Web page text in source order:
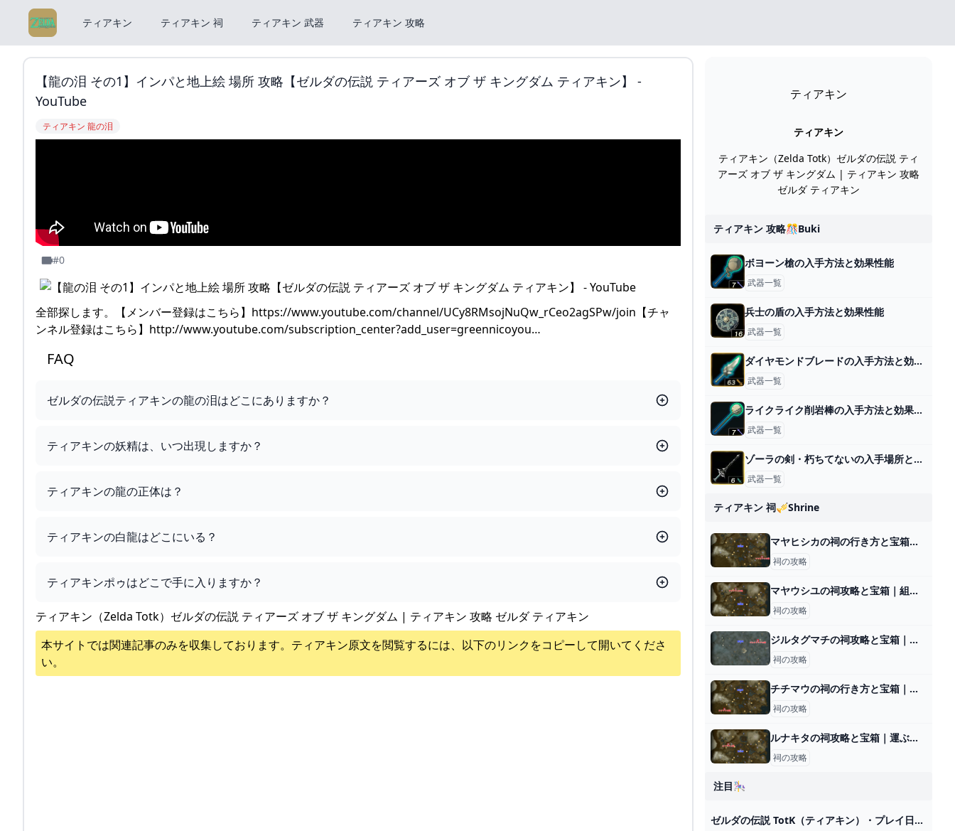
ティアキン ティアキン 祠 ティアキン 武器 ティアキン 攻略
【龍の泪 その1】インパと地上絵 場所 攻略【ゼルダの伝説 ティアーズ オブ ザ キングダム ティアキン】 -
YouTube
ティアキン 龍の泪
#0
全部探します。【メンバー登録はこちら】https://www.youtube.com/channel/UCy8RMsojNuQw_rCeo2agSPw/join【チャ
ンネル登録はこちら】http://www.youtube.com/subscription_center?add_user=greennicoyou…
FAQ
ゼルダの伝説ティアキンの龍の泪はどこにありますか？
ティアキンの妖精は、いつ出現しますか？
ティアキンの龍の正体は？
ティアキンの白龍はどこにいる？
ティアキンポゥはどこで手に入りますか？
ティアキン（Zelda Totk）ゼルダの伝説 ティアーズ オブ ザ キングダム | ティアキン 攻略 ゼルダ ティアキン
本サイトでは関連記事のみを収集しております。 ティアキン原文を閲覧するには、以下のリンクをコピーして開いてくださ
い。
ティアキン
ティアキン
ティアキン（Zelda Totk）ゼルダの伝説 ティ
アーズ オブ ザ キングダム | ティアキン 攻略
ゼルダ ティアキン
ティアキン 攻略🎊buki
ボヨーン槍の入手方法と効果性能
武器一覧
兵士の盾の入手方法と効果性能
武器一覧
ダイヤモンドブレードの入手方法と効果性能
武器一覧
ライクライク削岩棒の入手方法と効果性能
武器一覧
ゾーラの剣・朽ちてないの入手場所と効果
武器一覧
ティアキン 祠🎺shrine
マヤヒシカの祠の行き方と宝箱｜ラウルの祝福
祠の攻略
マヤウシユの祠攻略と宝箱｜組み合わせ
祠の攻略
ジルタグマチの祠攻略と宝箱｜空を飛ぶもの
祠の攻略
チチマウの祠の行き方と宝箱｜ラウルの祝福
祠の攻略
ルナキタの祠攻略と宝箱｜運ぶかたち
祠の攻略
注目🎠
ゼルダの伝説 TotK（ティアキン）・プレイ日記 ２日目/３日目 - ちょっとしたゲーム日記：楽天ブログ